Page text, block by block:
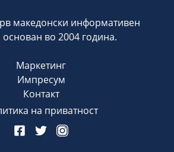
македонски информативен
основан во 2004 година.
Маркетинг
Импресум
Контакт
на приватност